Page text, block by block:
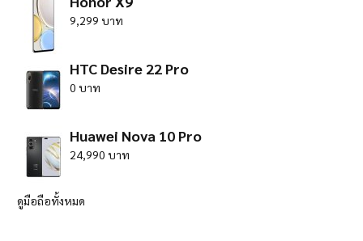
9,299 บาท
HTC Desire 22 Pro
0 บาท
Huawei Nova 10 Pro
24,990 บาท
ดูมือถือทั้งหมด